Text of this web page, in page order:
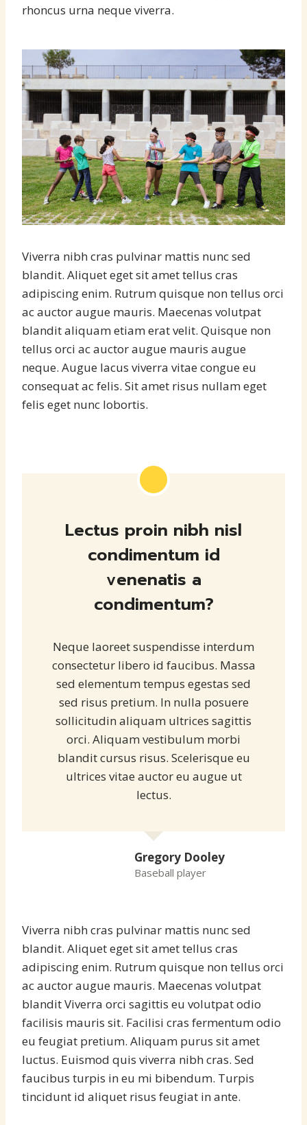
rhoncus urna neque viverra.
Viverra nibh cras pulvinar mattis nunc sed
blandit. Aliquet eget sit amet tellus cras
adipiscing enim. Rutrum quisque non tellus orci
ac auctor augue mauris. Maecenas volutpat
blandit aliquam etiam erat velit. Quisque non
tellus orci ac auctor augue mauris augue
neque. Augue lacus viverra vitae congue eu
consequat ac felis. Sit amet risus nullam eget
felis eget nunc lobortis.
Lectus proin nibh nisl
condimentum id
venenatis a
condimentum?
Neque laoreet suspendisse interdum
consectetur libero id faucibus. Massa
sed elementum tempus egestas sed
sed risus pretium. In nulla posuere
sollicitudin aliquam ultrices sagittis
orci. Aliquam vestibulum morbi
blandit cursus risus. Scelerisque eu
ultrices vitae auctor eu augue ut
lectus.
Gregory Dooley
Baseball player
Viverra nibh cras pulvinar mattis nunc sed
blandit. Aliquet eget sit amet tellus cras
adipiscing enim. Rutrum quisque non tellus orci
ac auctor augue mauris. Maecenas volutpat
blandit Viverra orci sagittis eu volutpat odio
facilisis mauris sit. Facilisi cras fermentum odio
eu feugiat pretium. Aliquam purus sit amet
luctus. Euismod quis viverra nibh cras. Sed
faucibus turpis in eu mi bibendum. Turpis
tincidunt id aliquet risus feugiat in ante.